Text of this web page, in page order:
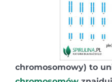
chromosomowy) to